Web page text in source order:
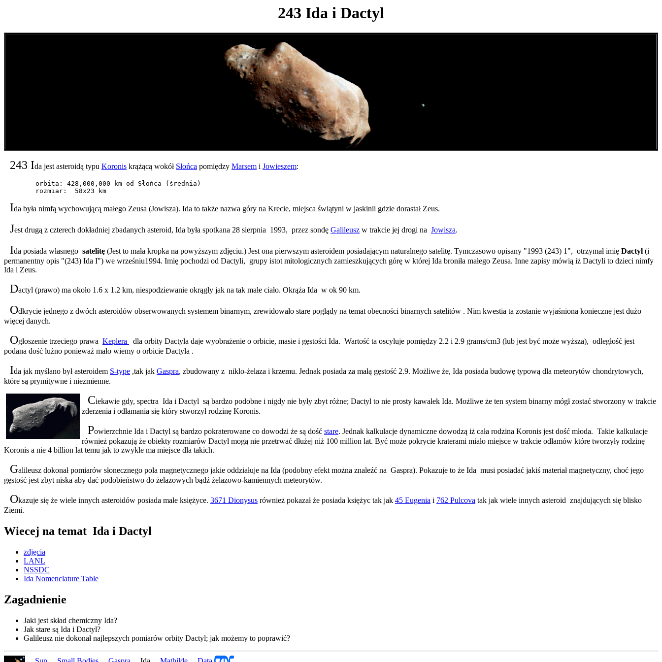
243 Ida i Dactyl
243 Ida jest asteroidą typu Koronis krążącą wokół Słońca pomiędzy Marsem i Jowieszem:
        orbita: 428,000,000 km od Słońca (średnia)
        rozmiar:  58x23 km
Ida była nimfą wychowującą małego Zeusa (Jowisza). Ida to także nazwa góry na Krecie, miejsca świątyni w jaskinii gdzie dorastał Zeus.
Jest drugą z czterech dokładniej zbadanych asteroid, Ida była spotkana 28 sierpnia 1993, przez sondę Galileusz w trakcie jej drogi na Jowisza.
Ida posiada własnego satelitę (Jest to mała kropka na powyższym zdjęciu.) Jest ona pierwszym asteroidem posiadającym naturalnego satelitę. Tymczasowo opisany "1993 (243) 1", otrzymał imię Dactyl (i
permanentny opis "(243) Ida I") we wrześniu1994. Imię pochodzi od Dactyli, grupy istot mitologicznych zamieszkujących górę w której Ida broniła małego Zeusa. Inne zapisy mówią iż Dactyli to dzieci nimfy
Ida i Zeus.
Dactyl (prawo) ma około 1.6 x 1.2 km, niespodziewanie okrągły jak na tak małe ciało. Okrąża Ida w ok 90 km.
Odkrycie jednego z dwóch asteroidów obserwowanych systemem binarnym, zrewidowało stare poglądy na temat obecności binarnych satelitów . Nim kwestia ta zostanie wyjaśniona konieczne jest dużo
więcej danych.
Ogłoszenie trzeciego prawa Keplera
dla orbity Dactyla daje wyobrażenie o orbicie, masie i gęstości Ida. Wartość ta oscyluje pomiędzy 2.2 i 2.9 grams/cm3 (lub jest być może wyższa), odległość jest
podana dość luźno ponieważ mało wiemy o orbicie Dactyla .
Ida jak myślano był asteroidem S-type ,tak jak Gaspra, zbudowany z niklo-żelaza i krzemu. Jednak posiada za małą gęstość 2.9. Możliwe że, Ida posiada budowę typową dla meteorytów chondrytowych,
które są prymitywne i niezmienne.
Ciekawie gdy, spectra Ida i Dactyl są bardzo podobne i nigdy nie były zbyt różne; Dactyl to nie prosty kawałek Ida. Możliwe że ten system binarny mógł zostać stworzony w trakcie
zderzenia i odłamania się który stworzył rodzinę Koronis.
Powierzchnie Ida i Dactyl są bardzo pokraterowane co dowodzi że są dość stare. Jednak kalkulacje dynamiczne dowodzą iż cała rodzina Koronis jest dość młoda. Takie kalkulacje
również pokazują że obiekty rozmiarów Dactyl mogą nie przetrwać dłużej niż 100 million lat. Być może pokrycie kraterami miało miejsce w trakcie odłamów które tworzyły rodzinę
Koronis a nie 4 billion lat temu jak to zwykle ma miejsce dla takich.
Galileusz dokonał pomiarów słonecznego pola magnetycznego jakie oddziałuje na Ida (podobny efekt można znaleźć na Gaspra). Pokazuje to że Ida musi posiadać jakiś materiał magnetyczny, choć jego
gęstość jest zbyt niska aby dać podobieństwo do żelazowych bądź żelazowo-kamiennych meteorytów.
Okazuje się że wiele innych asteroidów posiada małe księżyce. 3671 Dionysus również pokazał że posiada księżyc tak jak 45 Eugenia i 762 Pulcova tak jak wiele innych asteroid znajdujących się blisko
Ziemi.
Wiecej na temat Ida i Dactyl
zdjęcia
LANL
NSSDC
Ida Nomenclature Table
Zagadnienie
Jaki jest skład chemiczny Ida?
Jak stare są Ida i Dactyl?
Galileusz nie dokonał najlepszych pomiarów orbity Dactyl; jak możemy to poprawić?